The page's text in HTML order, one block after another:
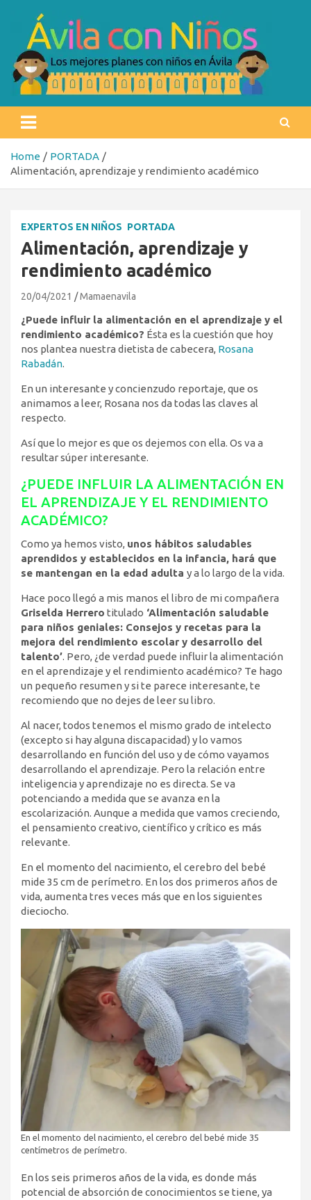
content
Ávila con niños
Home
PORTADA
Alimentación, aprendizaje y rendimiento académico
EXPERTOS EN NIÑOS PORTADA
Alimentación, aprendizaje y
rendimiento académico
20/04/2021 Mamaenavila
¿Puede influir la alimentación en el aprendizaje y el
rendimiento académico? Ésta es la cuestión que hoy
nos plantea nuestra dietista de cabecera, Rosana
Rabadán.
En un interesante y concienzudo reportaje, que os
animamos a leer, Rosana nos da todas las claves al
respecto.
Así que lo mejor es que os dejemos con ella. Os va a
resultar súper interesante.
¿PUEDE INFLUIR LA ALIMENTACIÓN EN
EL APRENDIZAJE Y EL RENDIMIENTO
ACADÉMICO?
Como ya hemos visto, unos hábitos saludables
aprendidos y establecidos en la infancia, hará que
se mantengan en la edad adulta y a lo largo de la vida.
Hace poco llegó a mis manos el libro de mi compañera
Griselda Herrero titulado ‘Alimentación saludable
para niños geniales: Consejos y recetas para la
mejora del rendimiento escolar y desarrollo del
talento’. Pero, ¿de verdad puede influir la alimentación
en el aprendizaje y el rendimiento académico? Te hago
un pequeño resumen y si te parece interesante, te
recomiendo que no dejes de leer su libro.
Al nacer, todos tenemos el mismo grado de intelecto
(excepto si hay alguna discapacidad) y lo vamos
desarrollando en función del uso y de cómo vayamos
desarrollando el aprendizaje. Pero la relación entre
inteligencia y aprendizaje no es directa. Se va
potenciando a medida que se avanza en la
escolarización. Aunque a medida que vamos creciendo,
el pensamiento creativo, científico y crítico es más
relevante.
En el momento del nacimiento, el cerebro del bebé
mide 35 cm de perímetro. En los dos primeros años de
vida, aumenta tres veces más que en los siguientes
dieciocho.
En el momento del nacimiento, el cerebro del bebé mide 35
centímetros de perímetro.
En los seis primeros años de la vida, es donde más
potencial de absorción de conocimientos se tiene, ya